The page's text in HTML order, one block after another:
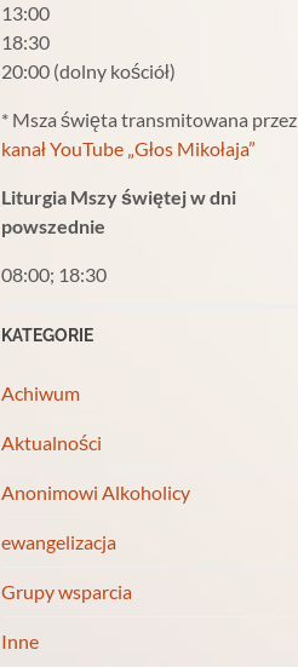
13:00
18:30
20:00 (dolny kościół)
* Msza święta transmitowana przez
kanał YouTube „Głos Mikołaja”
Liturgia Mszy świętej w dni
powszednie
08:00; 18:30
KATEGORIE
Achiwum
Aktualności
Anonimowi Alkoholicy
ewangelizacja
Grupy wsparcia
Inne